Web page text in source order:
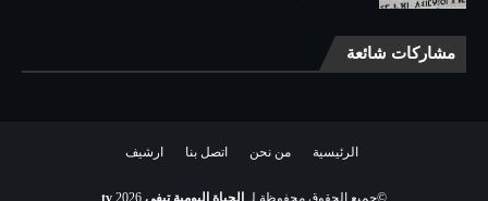
مشاركات شائعة
الرئيسية من نحن اتصل بنا ارشيف